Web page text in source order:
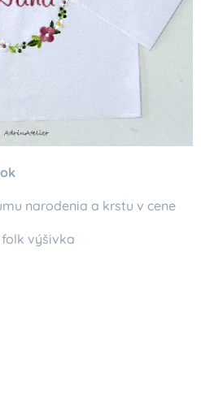
narodenia a krstu v cene
výšivka